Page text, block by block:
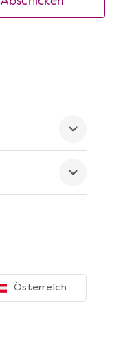
Österreich